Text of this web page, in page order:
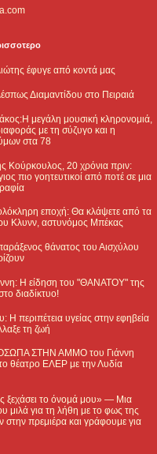
έφυγε από κοντά μας
Διαμαντίδου στο Πειραιά
μεγάλη μουσική κληρονομιά,
με τη σύζυγο και η
στα 78
Κούρκουλος, 20 χρόνια πριν:
πιο γοητευτικοί από ποτέ σε μια
εποχή: Θα κλάψετε από τα
Κλυνν, αστυνόμος Μπέκας
θάνατος του Αισχύλου
Η είδηση του "ΘΑΝΑΤΟΥ" της
διαδίκτυο!
Η περιπέτεια υγείας στην εφηβεία
τη ζωή
ΣΤΗΝ ΑΜΜΟ του Γιάννη
θέατρο ΕΛΕΡ με την Λυδία
ξεχάσει το όνομά μου» — Μια
μιλά για τη λήθη με το φως της
στην πρεμιέρα και γράφουμε για